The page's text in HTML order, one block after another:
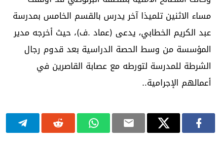
مساء الاثنين تلميذا آخر يدرس بالقسم الخامس بمدرسة
عبد الكريم الخطابي، يدعى (عماد .ف)، حيث أخرجه مدير
المؤسسة من وسط الحصة الدراسية بعد قدوم رجال
الشرطة للمدرسة لتورطه مع عصابة القاصرين في
أعمالهم الإجرامية..